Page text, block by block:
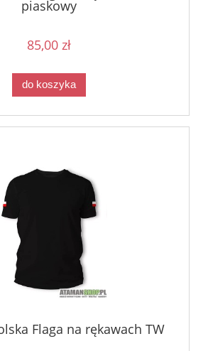
piaskowy
85,00 zł
do koszyka
Flaga na rękawach TW